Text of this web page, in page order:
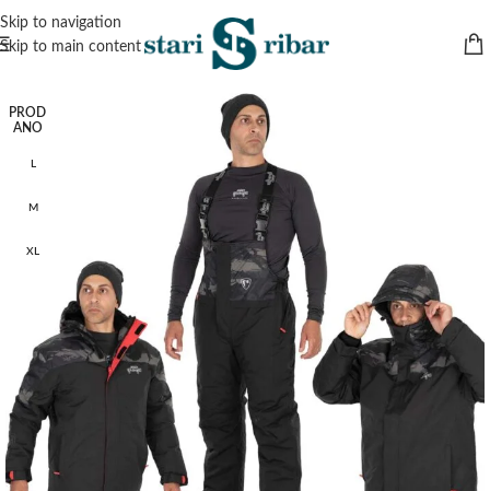
Skip to navigation
Skip to main content
PROD
ANO
L
M
XL